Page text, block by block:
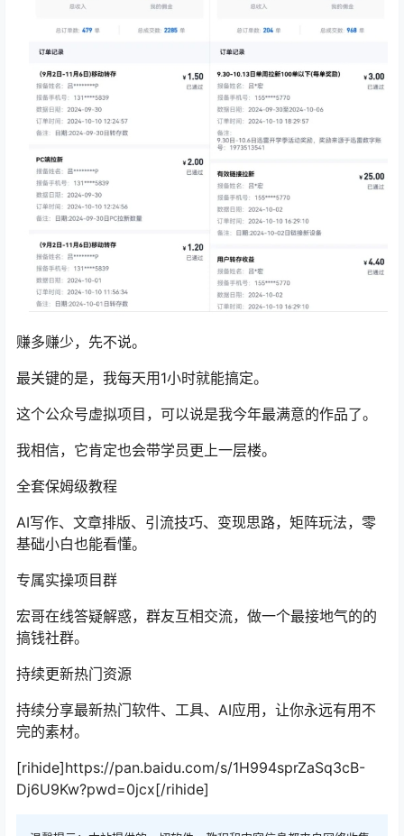
赚多赚少，先不说。
最关键的是，我每天用1小时就能搞定。
这个公众号虚拟项目，可以说是我今年最满意的作品了。
我相信，它肯定也会带学员更上一层楼。
全套保姆级教程
AI写作、文章排版、引流技巧、变现思路，矩阵玩法，零
基础小白也能看懂。
专属实操项目群
宏哥在线答疑解惑，群友互相交流，做一个最接地气的的
搞钱社群。
持续更新热门资源
持续分享最新热门软件、工具、AI应用，让你永远有用不
完的素材。
[rihide]https://pan.baidu.com/s/1H994sprZaSq3cB-
Dj6U9Kw?pwd=0jcx[/rihide]